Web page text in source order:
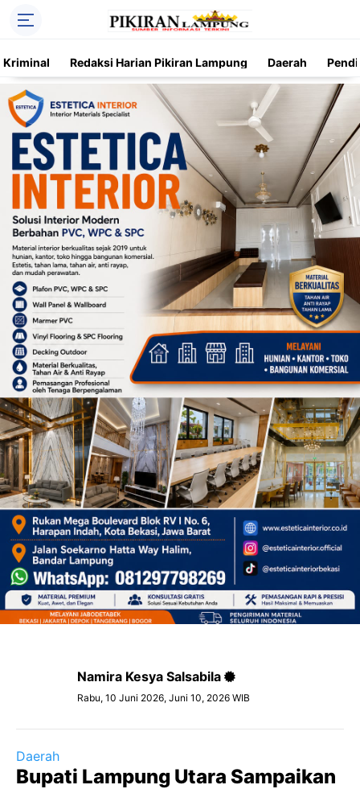
Kriminal Redaksi Harian Pikiran Lampung Daerah
Trending Kriminal Nasional
Namira Kesya Salsabila
Rabu, 10 Juni 2026, Juni 10, 2026 WIB
Daerah
Bupati Lampung Utara Sampaikan